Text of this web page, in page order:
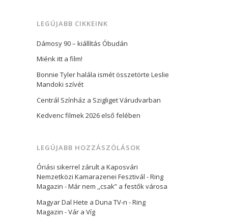
LEGÚJABB CIKKEINK
Dámosy 90 – kiállítás Óbudán
Miénk itt a film!
Bonnie Tyler halála ismét összetörte Leslie
Mandoki szívét
Centrál Színház a Szigliget Várudvarban
Kedvenc filmek 2026 első felében
LEGÚJABB HOZZÁSZÓLÁSOK
Óriási sikerrel zárult a Kaposvári
Nemzetközi Kamarazenei Fesztivál - Ring
Magazin -Már nem ,,csak” a festők városa
Magyar Dal Hete a Duna TV-n - Ring
Magazin -Vár a Víg